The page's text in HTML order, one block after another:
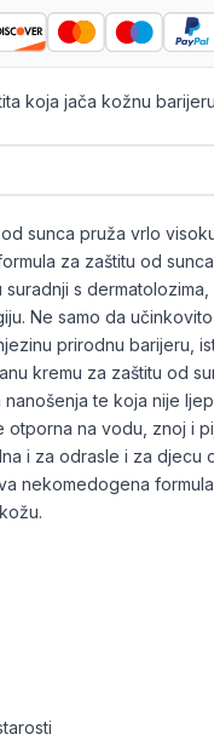
koja jača kožnu
sunca pruža vrlo
za zaštitu od
s dermatolozima,
Ne samo da
prirodnu barijeru,
kremu za zaštitu od
te koja nije
otporna na vodu, znoj i
i za odrasle i za djecu
nekomedogena